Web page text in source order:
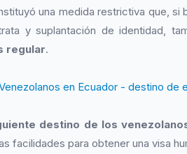
una medida restrictiva que, si
y suplantación de identidad,
regular.
en Ecuador - destino de
destino de los
facilidades para obtener una visa